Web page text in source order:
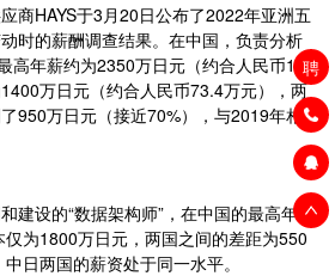
聘
商HAYS于3月20日公布了2022年亚洲五
时的薪酬调查结果。在中国，负责分析
高年薪约为2350万日元（约合人民币123
万日元（约合人民币73.4万元），两
950万日元（接近70%），与2019年相
建设的“数据架构师”，在中国的最高年薪
为1800万日元，两国之间的差距为550
日两国的薪资处于同一水平。